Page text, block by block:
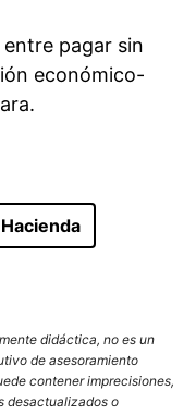
pagar sin
económico-
didáctica, no es un
de asesoramiento
contener imprecisiones,
desactualizados o